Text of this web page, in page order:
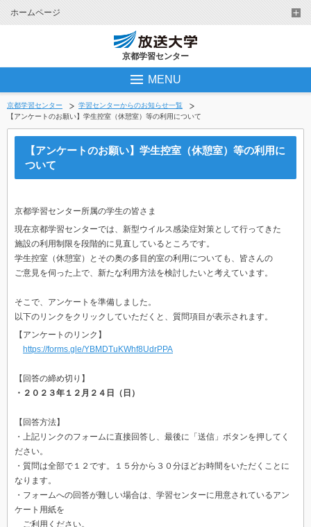
ホームページ
京都学習センター
MENU
京都学習センター
学習センターからのお知らせ一覧
【アンケートのお願い】学生控室（休憩室）等の利用について
【アンケートのお願い】学生控室（休憩室）等の利用に
ついて
京都学習センター所属の学生の皆さま
現在京都学習センターでは、新型ウイルス感染症対策として行ってきた
施設の利用制限を段階的に見直しているところです。
学生控室（休憩室）とその奥の多目的室の利用についても、皆さんの
ご意見を伺った上で、新たな利用方法を検討したいと考えています。
そこで、アンケートを準備しました。
以下のリンクをクリックしていただくと、質問項目が表示されます。
【アンケートのリンク】
https://forms.gle/YBMDTuKWhf8UdrPPA
【回答の締め切り】
・２０２３年１２月２４日（日）
【回答方法】
・上記リンクのフォームに直接回答し、最後に「送信」ボタンを押してく
ださい。
・質問は全部で１２です。１５分から３０分ほどお時間をいただくことに
なります。
・フォームへの回答が難しい場合は、学習センターに用意されているアン
ケート用紙を
ご利用ください。